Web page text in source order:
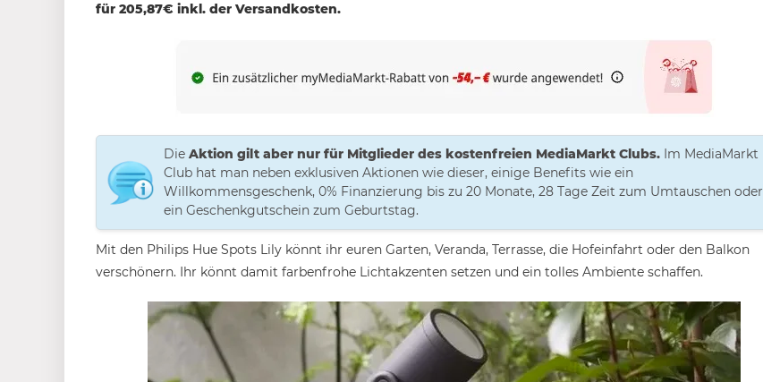
für 205,87€ inkl. der Versandkosten.
Die Aktion gilt aber nur für Mitglieder des kostenfreien MediaMarkt Clubs. Im MediaMarkt
Club hat man neben exklusiven Aktionen wie dieser, einige Benefits wie ein
Willkommensgeschenk, 0% Finanzierung bis zu 20 Monate, 28 Tage Zeit zum Umtauschen oder
ein Geschenkgutschein zum Geburtstag.
Mit den Philips Hue Spots Lily könnt ihr euren Garten, Veranda, Terrasse, die Hofeinfahrt oder den Balkon
verschönern. Ihr könnt damit farbenfrohe Lichtakzenten setzen und ein tolles Ambiente schaffen.